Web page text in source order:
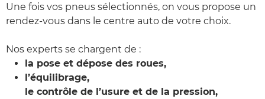
Une fois vos pneus sélectionnés, on vous propose un
rendez-vous dans le centre auto de votre choix.
Nos experts se chargent de :
la pose et dépose des roues,
l’équilibrage,
le contrôle de l’usure et de la pression,